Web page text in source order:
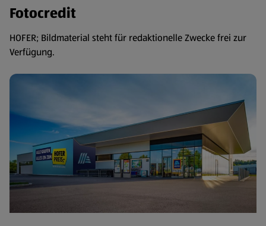
Fotocredit
HOFER; Bildmaterial steht für redaktionelle Zwecke frei zur
Verfügung.